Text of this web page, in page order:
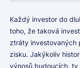
Každý investor do
toho, že taková
ztráty investovaných
zisku. Jakýkoliv
výnosů budoucích,